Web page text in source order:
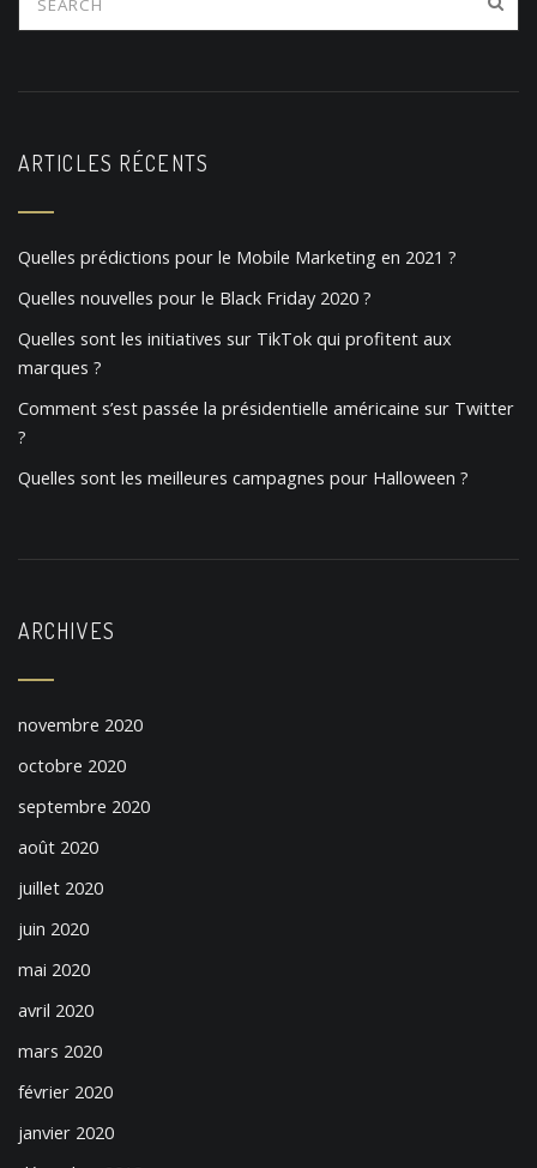
ARTICLES RÉCENTS
Quelles prédictions pour le Mobile Marketing en 2021 ?
Quelles nouvelles pour le Black Friday 2020 ?
Quelles sont les initiatives sur TikTok qui profitent aux
marques ?
Comment s’est passée la présidentielle américaine sur Twitter
?
Quelles sont les meilleures campagnes pour Halloween ?
ARCHIVES
novembre 2020
octobre 2020
septembre 2020
août 2020
juillet 2020
juin 2020
mai 2020
avril 2020
mars 2020
février 2020
janvier 2020